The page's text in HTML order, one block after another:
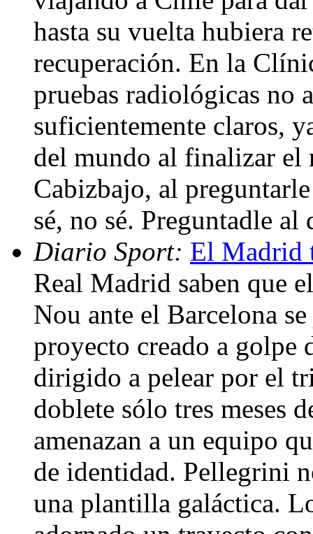
hasta su vuelta hubiera
recuperación. En la
pruebas radiológicas no
suficientemente claros,
del mundo al finalizar el
Cabizbajo, al
sé, no sé. Preguntadle
Diario Sport: El Madrid
Real Madrid saben que
Nou ante el Barcelona
proyecto creado a golpe
dirigido a pelear por el
doblete sólo tres meses
amenazan a un equipo
de identidad. Pellegrini
una plantilla galáctica.